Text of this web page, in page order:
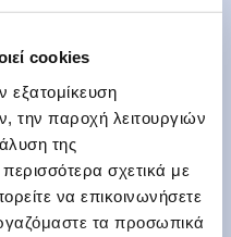
cookies
εξατομίκευση
την παροχή λειτουργιών
της
σχετικά με
να επικοινωνήσετε
τα προσωπικά